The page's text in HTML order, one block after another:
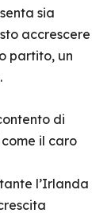
sia
accrescere
partito, un
di
il caro
l’Irlanda